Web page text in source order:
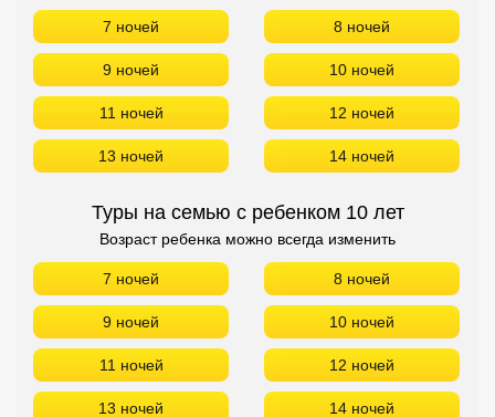
7 ночей 8 ночей
9 ночей 10 ночей
11 ночей 12 ночей
13 ночей 14 ночей
Туры на семью с ребенком 10 лет
Возраст ребенка можно всегда изменить
7 ночей 8 ночей
9 ночей 10 ночей
11 ночей 12 ночей
13 ночей 14 ночей
Сетевые отели Мальдив
Сетевые отели Бали
Сетевые отели Сейшел